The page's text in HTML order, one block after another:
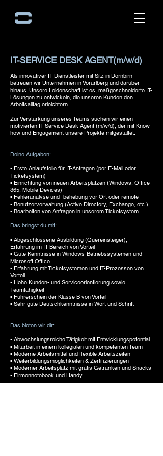
IT-SERVICE DESK AGENT(m/w/d)
Als innovativer IT-Dienstleister mit Sitz in Dornbirn
betreuen wir Unternehmen in Vorarlberg und darüber
hinaus. Unsere Leidenschaft ist es, maßgeschneiderte IT-
Lösungen zu entwickeln, die unseren Kunden den
Arbeitsalltag erleichtern.
Zur Verstärkung unseres Teams suchen wir einen
motivierten IT-Service Desk Agent (m/w/d), der mit Know-
how und Engagement unsere Projekte mitgestaltet.
Deine Aufgaben:
▪ Erste Anlaufstelle für IT-Anfragen (per E-Mail oder
Ticketsystem)
▪ Einrichtung von neuen Arbeitsplätzen (Windows, Office
365, Mobile Devices)
▪ Fehleranalyse und -behebung vor Ort oder remote
▪ Benutzerverwaltung (Active Directory, Exchange, etc.)
▪ Bearbeiten von Anfragen in unserem Ticketsystem
Das bringst du mit:
▪ Abgeschlossene Ausbildung (Quereinsteiger),
Erfahrung im IT-Bereich von Vorteil
▪ Gute Kenntnisse in Windows-Betriebssystemen und
Microsoft Office
▪ Erfahrung mit Ticketsystemen und IT-Prozessen von
Vorteil
▪ Hohe Kunden- und Serviceorientierung sowie
Teamfähigkeit
▪ Führerschein der Klasse B von Vorteil
▪ Sehr gute Deutschkenntnisse in Wort und Schrift
Das bieten wir dir:
▪ Abwechslungsreiche Tätigkeit mit Entwicklungspotential
▪ Mitarbeit in einem kollegialen und kompetenten Team
▪ Moderne Arbeitsmittel und flexible Arbeitszeiten
▪ Weiterbildungsmöglichkeiten & Zertifizierungen
▪ Moderner Arbeitsplatz mit gratis Getränken und Snacks
▪ Firmennotebook und Handy